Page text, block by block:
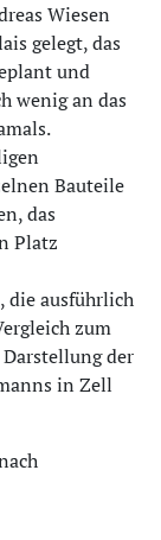
Wiesen
gelegt, das
und
wenig an das
Bauteile
das
Platz
die ausführlich
zum
der
in Zell